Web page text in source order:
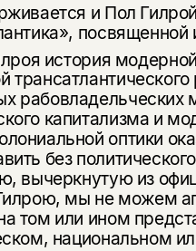
и Пол
история
капитализма и
оптики
без
вычеркнутую из
мы не можем
том или ином
национальном